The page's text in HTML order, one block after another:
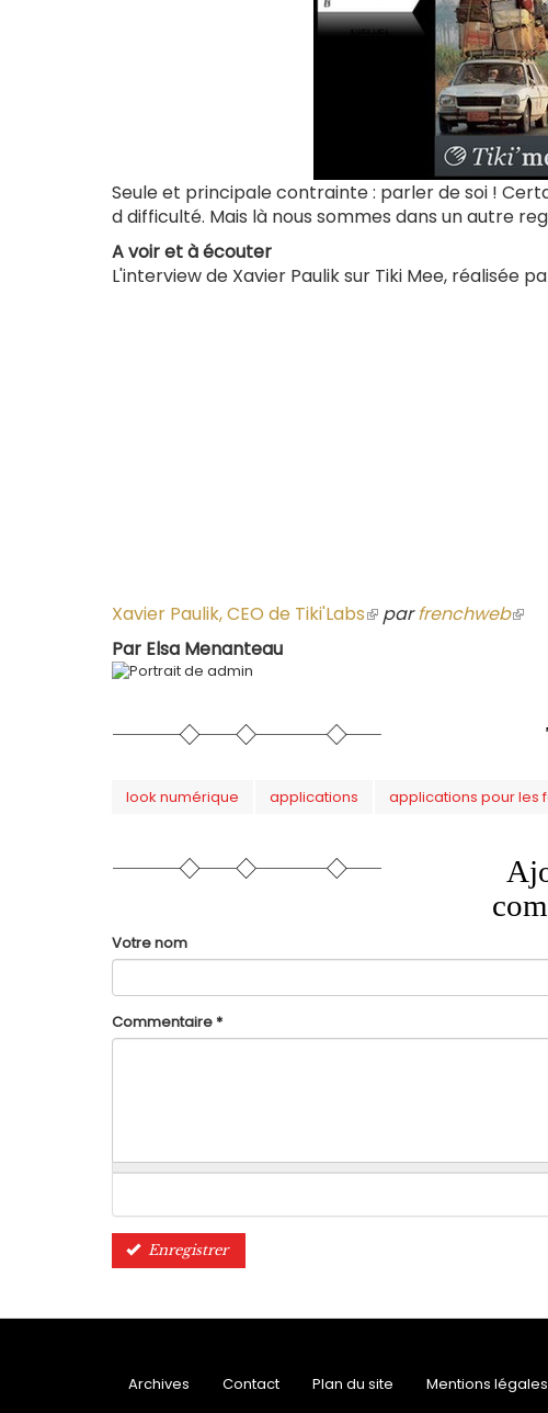
Seule et principale contrainte : parler de soi !
d difficulté. Mais là nous sommes dans un autre
A voir et à écouter
L'interview de Xavier Paulik sur Tiki Mee, réalisée
Xavier Paulik, CEO de Tiki'Labs(leparfrenchweb(le
Par Elsa Menanteau
look numérique applications applications pour les
Votre nom
Commentaire *
Enregistrer
Archives Contact Plan du site Mentions légales